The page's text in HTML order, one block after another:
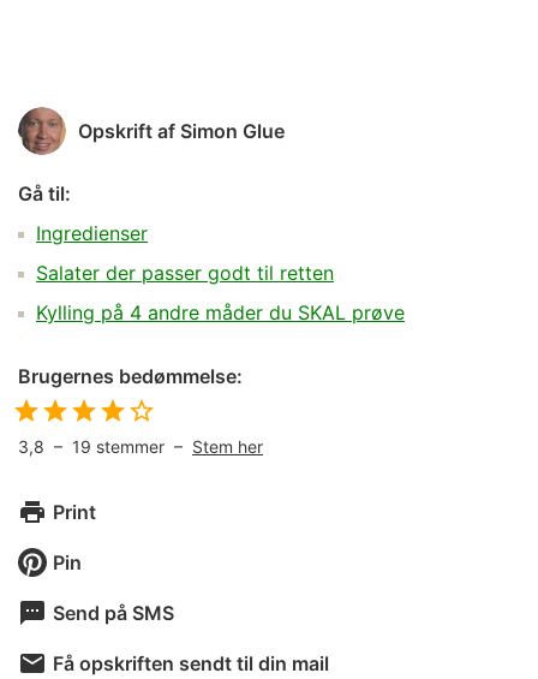
Opskrift af Simon Glue
Gå til:
Ingredienser
Salater der passer godt til retten
Kylling på 4 andre måder du SKAL prøve
Brugernes bedømmelse:
3,8 – 19 stemmer – Stem her
Print
Pin
Send på SMS
Få opskriften sendt til din mail